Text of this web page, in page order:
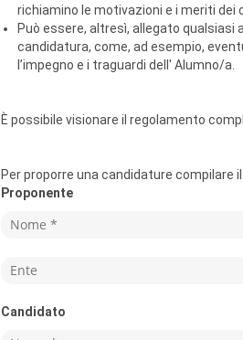
richiamino le motivazioni e i meriti dei
Può essere, altresì, allegato
candidatura, come, ad esempio,
l’impegno e i traguardi dell' Alumno/a.
È possibile visionare il regolamento
Per proporre una candidature compilare
Proponente
Candidato